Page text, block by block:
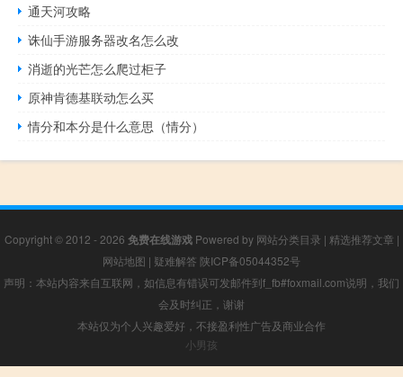
通天河攻略
诛仙手游服务器改名怎么改
消逝的光芒怎么爬过柜子
原神肯德基联动怎么买
情分和本分是什么意思（情分）
Copyright © 2012 - 2026 免费在线游戏Powered by 网站分类目录 | 精选推荐文章 |
网站地图 | 疑难解答 陕ICP备05044352号
声明：本站内容来自互联网，如信息有错误可发邮件到f_fb#foxmail.com说明，我们
会及时纠正，谢谢
本站仅为个人兴趣爱好，不接盈利性广告及商业合作
小男孩